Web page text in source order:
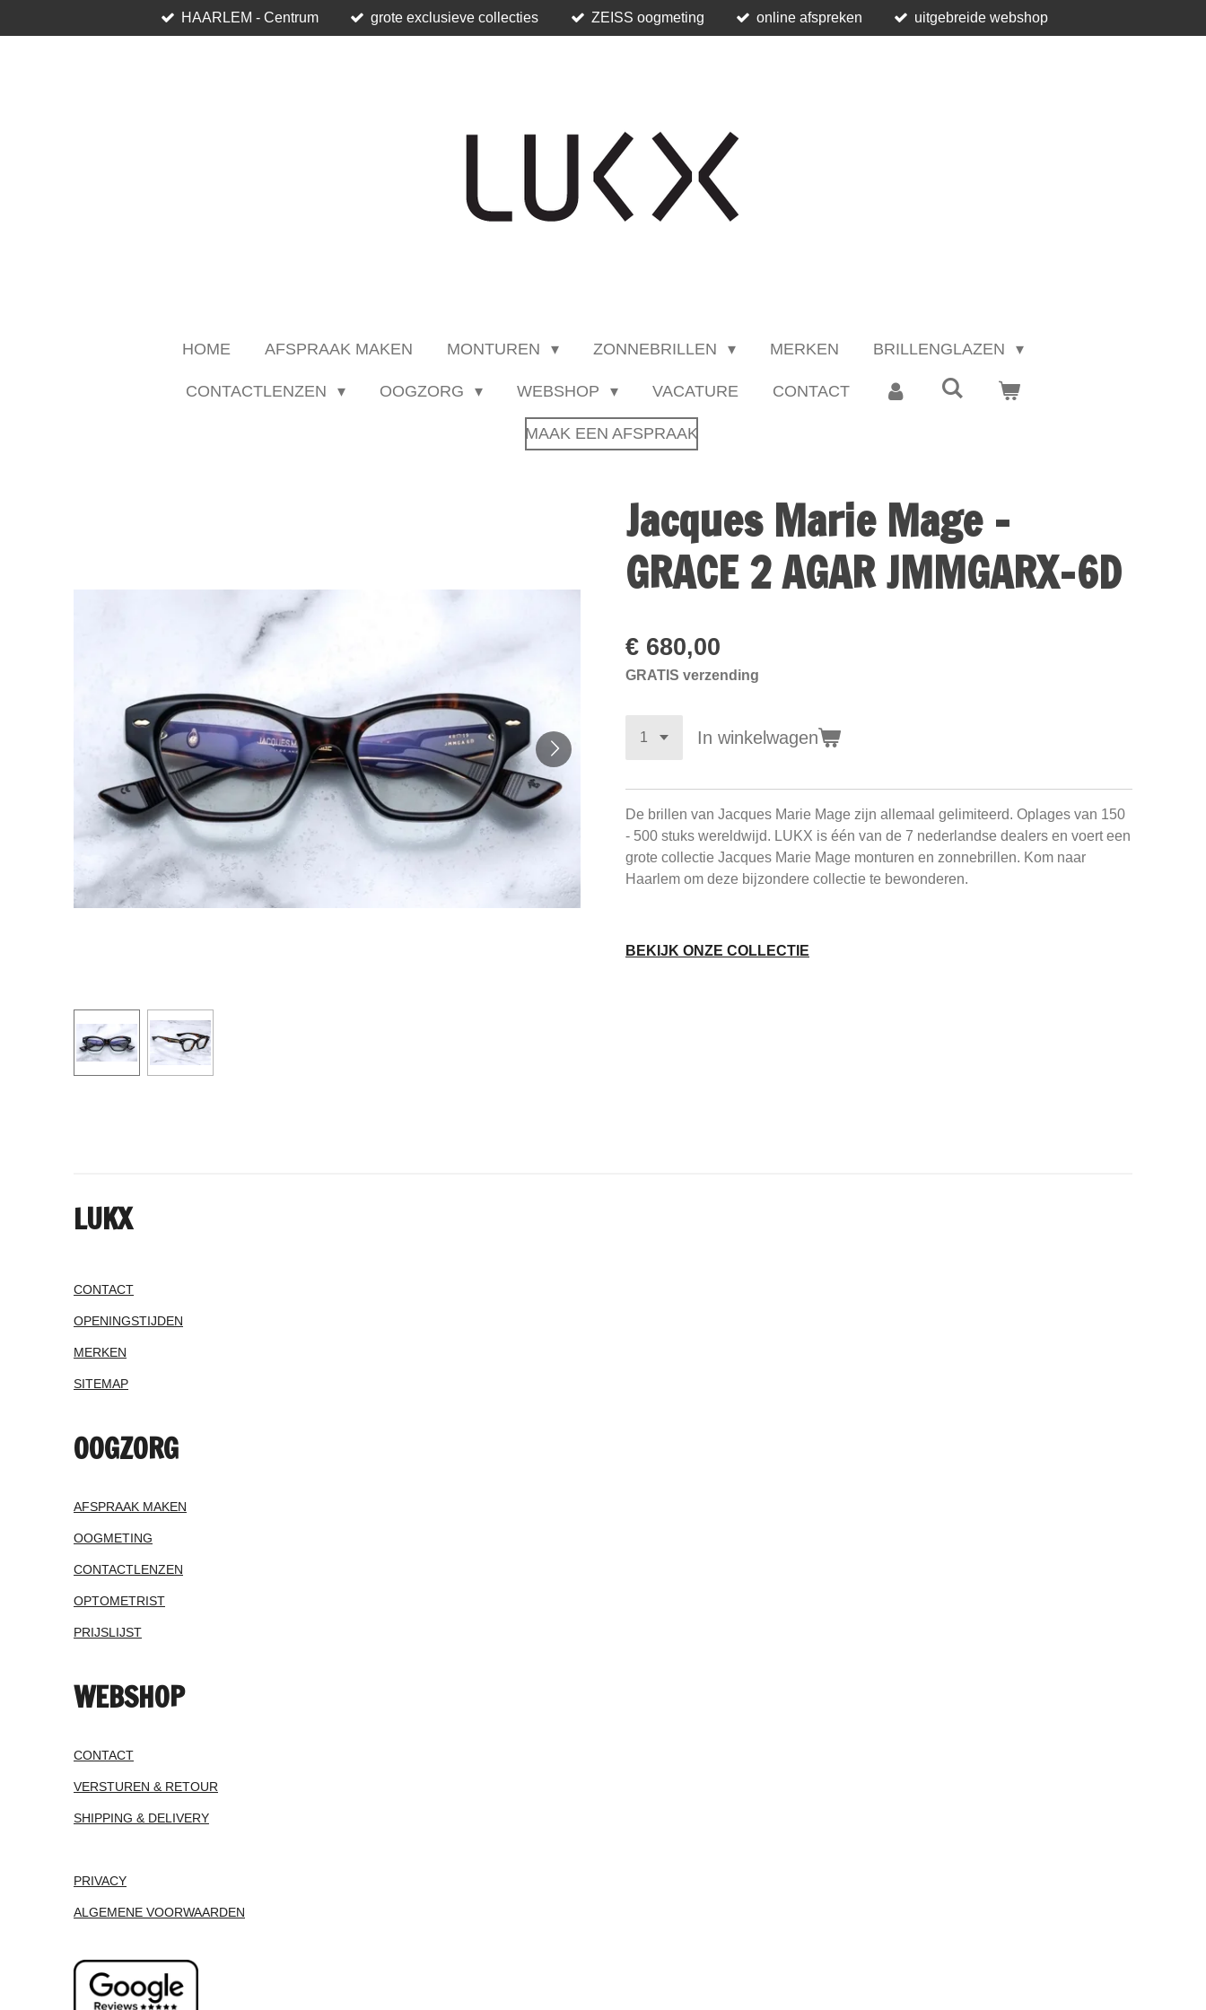
direct
HAARLEM - Centrum grote exclusieve collecties ZEISS oogmeting online afspreken uitgebreide webshop
HOME AFSPRAAK MAKEN MONTUREN ZONNEBRILLEN MERKEN BRILLENGLAZEN
CONTACTLENZEN OOGZORG WEBSHOP VACATURE CONTACT
MAAK EEN AFSPRAAK
Jacques Marie Mage -
GRACE 2 AGAR JMMGARX-6D
€ 680,00
GRATIS verzending
In winkelwagen
De brillen van Jacques Marie Mage zijn allemaal gelimiteerd. Oplages van 150
- 500 stuks wereldwijd. LUKX is één van de 7 nederlandse dealers en voert een
grote collectie Jacques Marie Mage monturen en zonnebrillen. Kom naar
Haarlem om deze bijzondere collectie te bewonderen.
BEKIJK ONZE COLLECTIE
LUKX
CONTACT
OPENINGSTIJDEN
MERKEN
SITEMAP
OOGZORG
AFSPRAAK MAKEN
OOGMETING
CONTACTLENZEN
OPTOMETRIST
PRIJSLIJST
WEBSHOP
CONTACT
VERSTUREN & RETOUR
SHIPPING & DELIVERY
PRIVACY
ALGEMENE VOORWAARDEN